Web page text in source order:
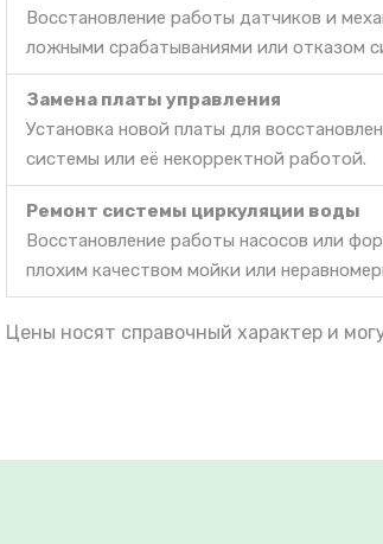
Восстановление работы датчиков и
ложными срабатываниями или отказом
Замена платы управления
Установка новой платы для
системы или её некорректной работой.
Ремонт системы циркуляции воды
Восстановление работы насосов или
плохим качеством мойки или
Цены носят справочный характер и